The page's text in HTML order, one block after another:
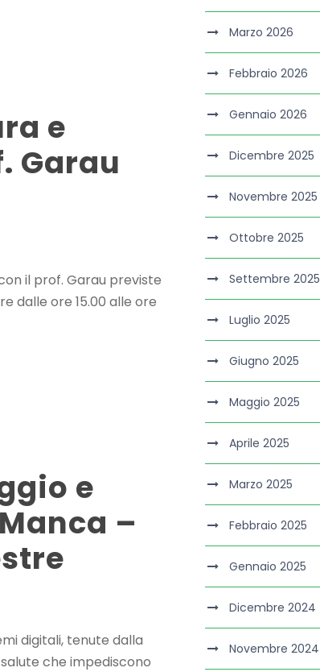
e
Garau
il prof. Garau previste
dalle ore 15.00 alle ore
e
–
digitali, tenute dalla
che impediscono
Marzo 2026
Febbraio 2026
Gennaio 2026
Dicembre 2025
Novembre 2025
Ottobre 2025
Settembre 2025
Luglio 2025
Giugno 2025
Maggio 2025
Aprile 2025
Marzo 2025
Febbraio 2025
Gennaio 2025
Dicembre 2024
Novembre 2024